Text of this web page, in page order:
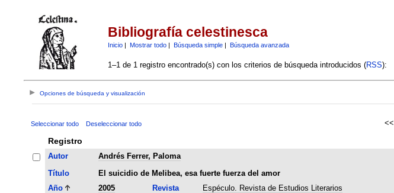
Bibliografía celestinesca
Inicio| Mostrar todo| Búsqueda simple| Búsqueda avanzada
1–1 de 1 registro encontrado(s) con los criterios de búsqueda introducidos (RSS):
Opciones de búsqueda y visualización
Seleccionar todo Deseleccionar todo <<
Registro
Autor
Andrés Ferrer, Paloma
Título
El suicidio de Melibea, esa fuerte fuerza del amor
Año
2005 Revista Espéculo. Revista de Estudios Literarios